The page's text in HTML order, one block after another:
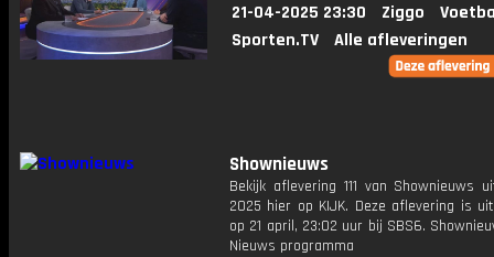
21-04-2025 23:30 Ziggo
Sporten.TV
Alle afleveringen
Shownieuws
Bekijk aflevering 111 van Shownieuws
2025 hier op KIJK. Deze aflevering is
op 21 april, 23:02 uur bij SBS6.
Nieuws programma